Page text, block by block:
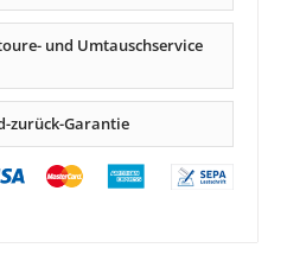
und Umtauschservice
zurück-Garantie